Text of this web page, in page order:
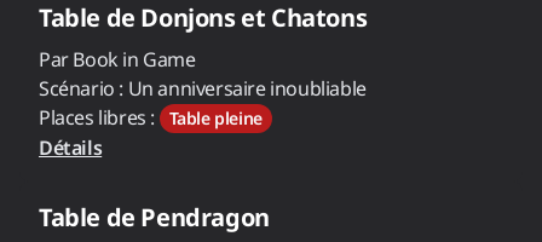
Table de Donjons et Chatons
ParBook in Game
Scénario : Un anniversaire inoubliable
Places libres :
Table pleine
Détails
Table de Pendragon